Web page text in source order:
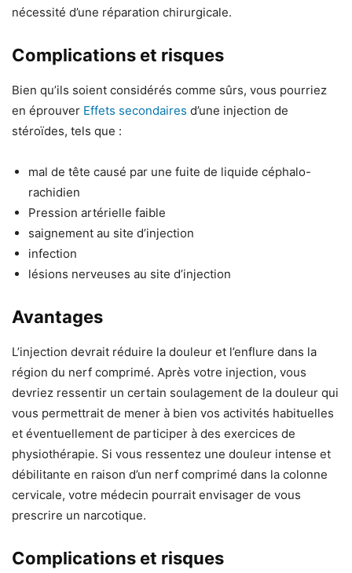
nécessité d’une réparation chirurgicale.
Complications et risques
Bien qu’ils soient considérés comme sûrs, vous pourriez
en éprouver Effets secondaires d’une injection de
stéroïdes, tels que :
mal de tête causé par une fuite de liquide céphalo-
rachidien
Pression artérielle faible
saignement au site d’injection
infection
lésions nerveuses au site d’injection
Avantages
L’injection devrait réduire la douleur et l’enflure dans la
région du nerf comprimé. Après votre injection, vous
devriez ressentir un certain soulagement de la douleur qui
vous permettrait de mener à bien vos activités habituelles
et éventuellement de participer à des exercices de
physiothérapie. Si vous ressentez une douleur intense et
débilitante en raison d’un nerf comprimé dans la colonne
cervicale, votre médecin pourrait envisager de vous
prescrire un narcotique.
Complications et risques